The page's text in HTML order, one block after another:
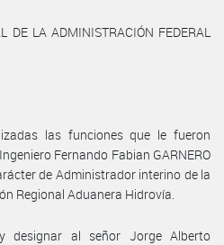
DE LA ADMINISTRACIÓN FEDERAL
las funciones que le fueron
Fernando Fabian GARNERO
de Administrador interino de la
Regional Aduanera Hidrovía.
y designar al señor Jorge Alberto